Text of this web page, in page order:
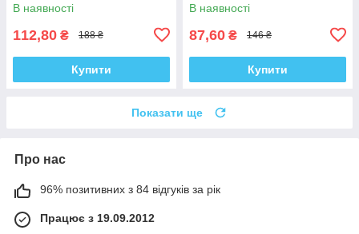
В наявності
112,80 ₴ 188 ₴
Купити
В наявності
87,60 ₴ 146 ₴
Купити
Показати ще
Про нас
96% позитивних з 84 відгуків за рік
Працює з 19.09.2012